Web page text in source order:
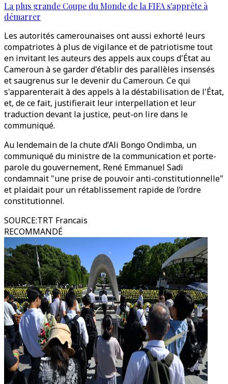
La plus grande Coupe du Monde de la FIFA s'apprête à
démarrer
Les autorités camerounaises ont aussi exhorté leurs
compatriotes à plus de vigilance et de patriotisme tout
en invitant les auteurs des appels aux coups d'État au
Cameroun à se garder d'établir des parallèles insensés
et saugrenus sur le devenir du Cameroun. Ce qui
s'apparenterait à des appels à la déstabilisation de l'État,
et, de ce fait, justifierait leur interpellation et leur
traduction devant la justice, peut-on lire dans le
communiqué.
Au lendemain de la chute d’Ali Bongo Ondimba, un
communiqué du ministre de la communication et porte-
parole du gouvernement, René Emmanuel Sadi
condamnait "une prise de pouvoir anti-constitutionnelle"
et plaidait pour un rétablissement rapide de l’ordre
constitutionnel.
SOURCE:TRT Francais
RECOMMANDÉ